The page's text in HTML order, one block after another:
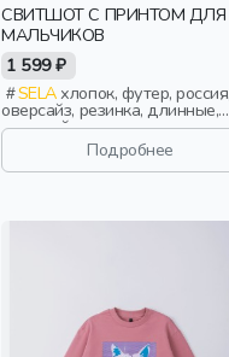
СВИТШОТ С ПРИНТОМ ДЛЯ
МАЛЬЧИКОВ
1 599 ₽
SELAхлопок, футер, россия,
оверсайз, резинка, длинные,
длинный рукав, манжета,
свободные, принт, вырез,
круглый вырез, мальчики, дети
Подробнее